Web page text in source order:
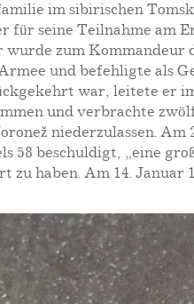
im sibirischen
seine Teilnahme am
wurde zum
und befehligte als
war, leitete er
und verbrachte
niederzulassen. Am
58 beschuldigt, „eine
haben. Am 14. Januar